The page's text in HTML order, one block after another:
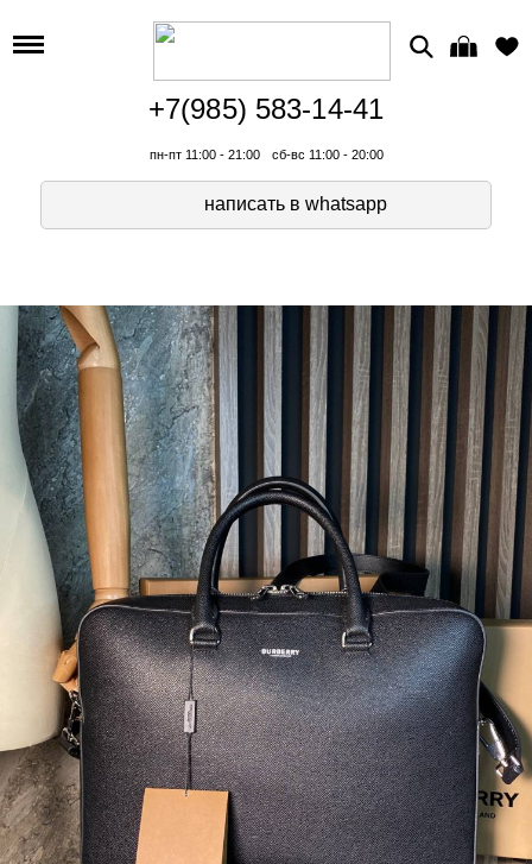
+7(985) 583-14-41
пн-пт 11:00 - 21:00 сб-вс 11:00 - 20:00
написать в whatsapp